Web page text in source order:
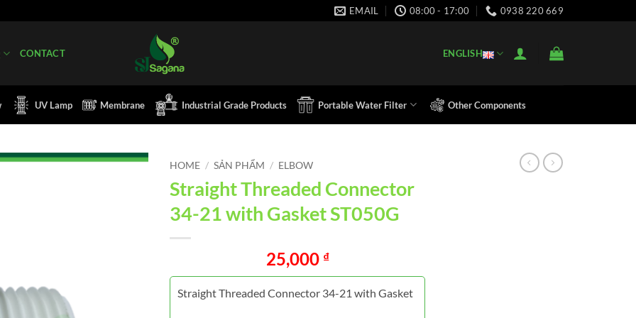
EMAIL 08:00 - 17:00 0938 220 669
CONTACT ENGLISH
UV Lamp Membrane Industrial Grade Products Portable Water Filter Other Components
HOME / SẢN PHẨM / ELBOW
Straight Threaded Connector
34-21 with Gasket ST050G
25,000 ₫
Straight Threaded Connector 34-21 with Gasket